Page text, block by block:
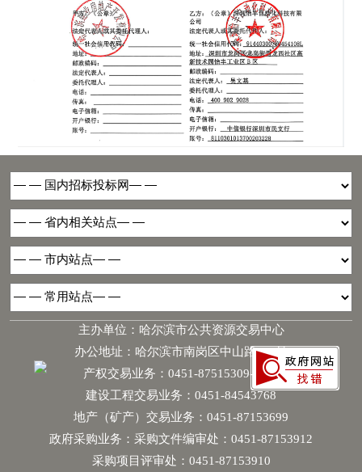
主办单位：哈尔滨市公共资源交易中心
办公地址：哈尔滨市南岗区中山路181号
产权交易业务：0451-87515309-6068
建设工程交易业务：0451-84543768
地产（矿产）交易业务：0451-87153699
政府采购业务：采购文件编审处：0451-87153912
采购项目评审处：0451-87153910